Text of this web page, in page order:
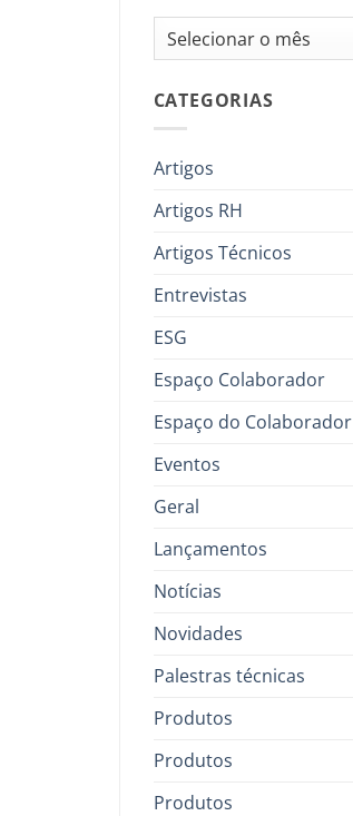
Arquivos
CATEGORIAS
Artigos
Artigos RH
Artigos Técnicos
Entrevistas
ESG
Espaço Colaborador
Espaço do Colaborador
Eventos
Geral
Lançamentos
Notícias
Novidades
Palestras técnicas
Produtos
Produtos
Produtos